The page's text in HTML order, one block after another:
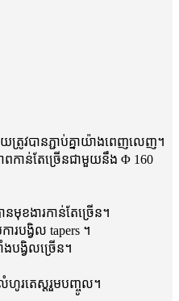
រូវបានភ្ជាប់គ្នាយ៉ាងពេញលេញ។
ពកាន់តែច្រើនជាមួយនឹង Φ 160
មុខងារកាន់តែច្រើន។
ារបង្វិល tapers ។
បង្វិលច្រើន។
លំហូរតេស្តរួមបញ្ចូល។